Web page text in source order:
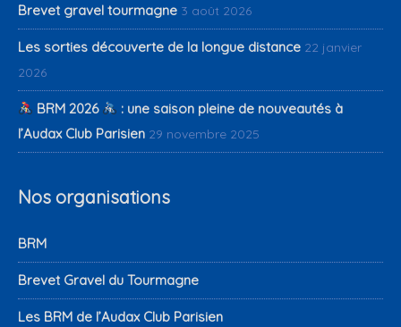
Brevet gravel tourmagne 3 août 2026
Les sorties découverte de la longue distance 22 janvier
2026
BRM 2026
: une saison pleine de nouveautés à
l’Audax Club Parisien 29 novembre 2025
Nos organisations
BRM
Brevet Gravel du Tourmagne
Les BRM de l’Audax Club Parisien